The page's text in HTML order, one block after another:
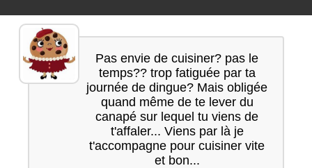
Pas envie de cuisiner? pas le
temps?? trop fatiguée par ta
journée de dingue? Mais obligée
quand même de te lever du
canapé sur lequel tu viens de
t'affaler... Viens par là je
t'accompagne pour cuisiner vite
et bon...